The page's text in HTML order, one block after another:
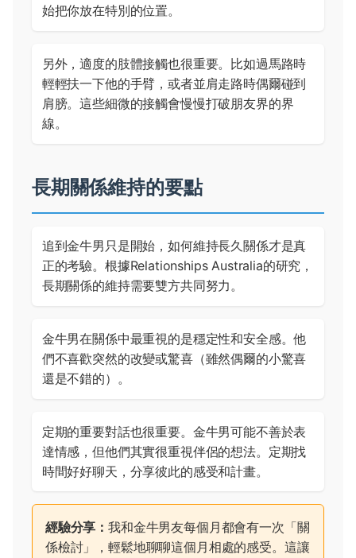
始把你放在特別的位置。
另外，適度的肢體接觸也很重要。比如過馬路時
輕輕扶一下他的手臂，或者並肩走路時偶爾碰到
肩膀。這些細微的接觸會慢慢打破朋友界的界
線。
長期關係維持的要點
追到金牛男只是開始，如何維持長久關係才是真
正的考驗。根據Relationships Australia的研究，
長期關係的維持需要雙方共同努力。
金牛男在關係中最重視的是穩定性和安全感。他
們不喜歡突然的改變或驚喜（雖然偶爾的小驚喜
還是不錯的）。
定期的重要對話也很重要。金牛男可能不善於表
達情感，但他們其實很重視伴侶的想法。定期找
時間好好聊天，分享彼此的感受和計畫。
經驗分享：我和金牛男友每個月都會有一次「關
係檢討」，輕鬆地聊聊這個月相處的感受。這讓